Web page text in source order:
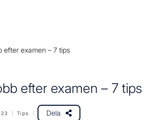
efter examen – 7 tips
efter examen – 7 tips
Tips Dela